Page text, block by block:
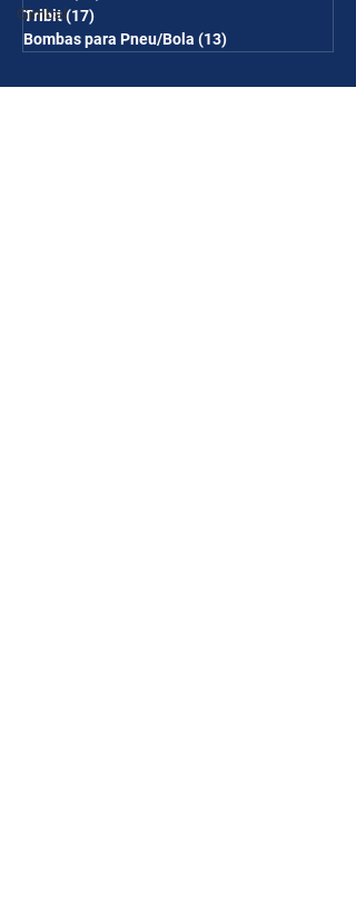
Gimbal
Tribit(17)
Bombas para Pneu/Bola (13)